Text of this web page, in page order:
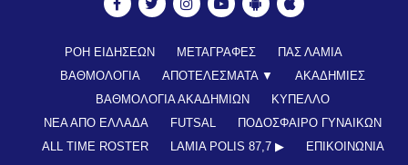
ΡΟΗ ΕΙΔΗΣΕΩΝ ΜΕΤΑΓΡΑΦΕΣ
ΠΑΣ ΛΑΜΙΑ
ΒΑΘΜΟΛΟΓΙΑ
ΑΠΟΤΕΛΕΣΜΑΤΑ ▼
ΑΚΑΔΗΜΙΕΣ
ΒΑΘΜΟΛΟΓΙΑ ΑΚΑΔΗΜΙΩΝ
ΚΥΠΕΛΛΟ
ΝΕΑ ΑΠΟ ΕΛΛΑΔΑ
FUTSAL
ΠΟΔΟΣΦΑΙΡΟ ΓΥΝΑΙΚΩΝ
ALL TIME ROSTER
LAMIA POLIS 87,7 ▶︎ ΕΠΙΚΟΙΝΩΝΊΑ